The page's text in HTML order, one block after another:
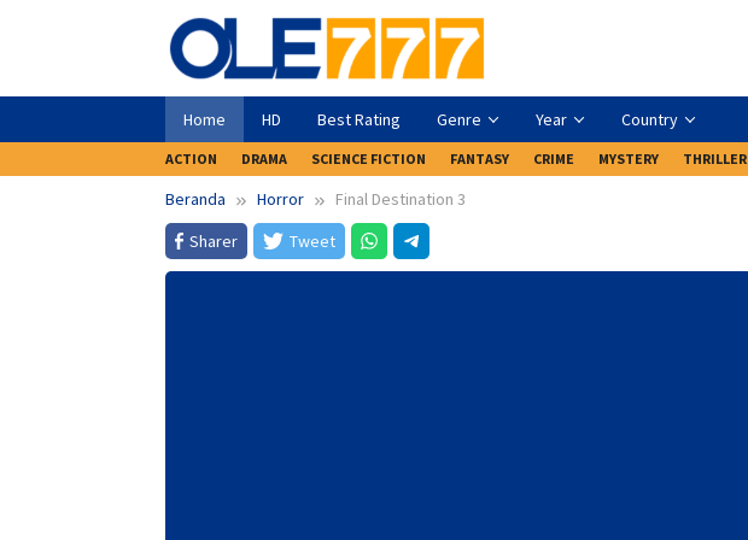
Home HD Best Rating Genre Year Country
ACTION DRAMA SCIENCE FICTION FANTASY CRIME MYSTERY THRILLER
Beranda Horror
Final Destination 3
Sharer
Tweet